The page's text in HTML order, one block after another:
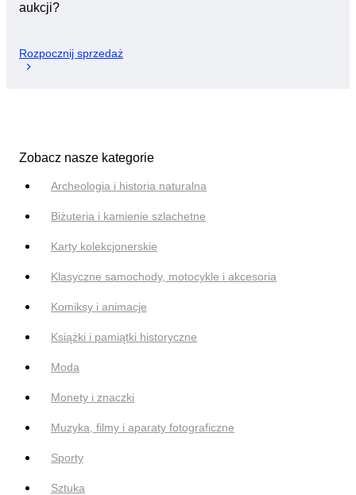
aukcji?
Rozpocznij sprzedaż
Zobacz nasze kategorie
Archeologia i historia naturalna
Biżuteria i kamienie szlachetne
Karty kolekcjonerskie
Klasyczne samochody, motocykle i akcesoria
Komiksy i animacje
Książki i pamiątki historyczne
Moda
Monety i znaczki
Muzyka, filmy i aparaty fotograficzne
Sporty
Sztuka